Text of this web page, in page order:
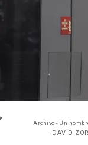
Archivo - Un
- DAVID